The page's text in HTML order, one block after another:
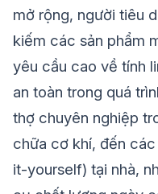
mở rộng, người tiêu
kiếm các sản phẩm
yêu cầu cao về tính
an toàn trong quá
thợ chuyên nghiệp
chữa cơ khí, đến
it-yourself) tại nhà,